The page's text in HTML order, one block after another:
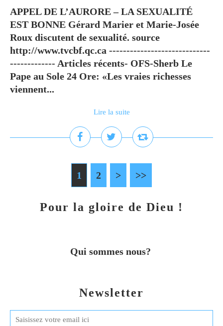
APPEL DE L’AURORE – LA SEXUALITÉ
EST BONNE Gérard Marier et Marie-Josée
Roux discutent de sexualité. source
http://www.tvcbf.qc.ca -----------------------------
------------- Articles récents- OFS-Sherb Le
Pape au Sole 24 Ore: «Les vraies richesses
viennent...
Lire la suite
1 2 > >>
Newsletter
Pour la gloire de Dieu !
Qui sommes nous?